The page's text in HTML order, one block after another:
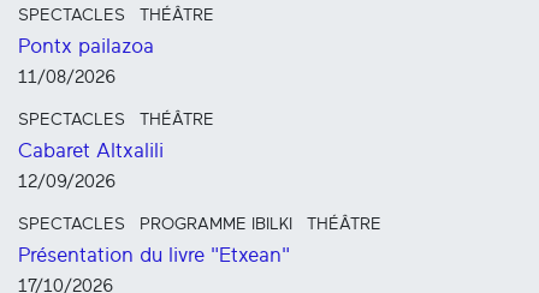
SPECTACLES THÉÂTRE
Pontx pailazoa
11/08/2026
SPECTACLES THÉÂTRE
Cabaret Altxalili
12/09/2026
SPECTACLES PROGRAMME IBILKI THÉÂTRE
Présentation du livre "Etxean"
17/10/2026